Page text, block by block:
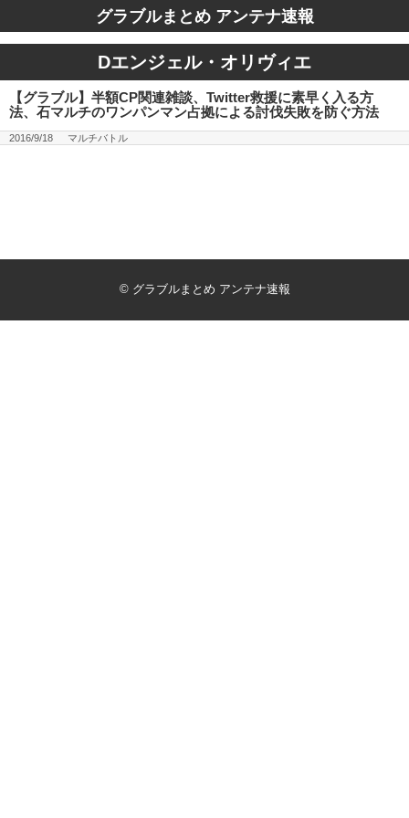
グラブルまとめ アンテナ速報
Dエンジェル・オリヴィエ
【グラブル】半額CP関連雑談、Twitter救援に素早く入る方
法、石マルチのワンパンマン占拠による討伐失敗を防ぐ方法
2016/9/18 マルチバトル
© グラブルまとめ アンテナ速報